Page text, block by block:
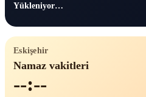
Yükleniyor…
Eskişehir
Namaz vakitleri
--:--